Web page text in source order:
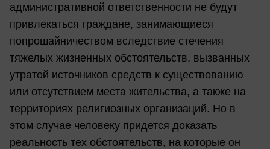
административной ответственности не будут
привлекаться граждане, занимающиеся
попрошайничеством вследствие стечения
тяжелых жизненных обстоятельств, вызванных
утратой источников средств к существованию
или отсутствием места жительства, а также на
территориях религиозных организаций. Но в
этом случае человеку придется доказать
реальность тех обстоятельств, на которые он